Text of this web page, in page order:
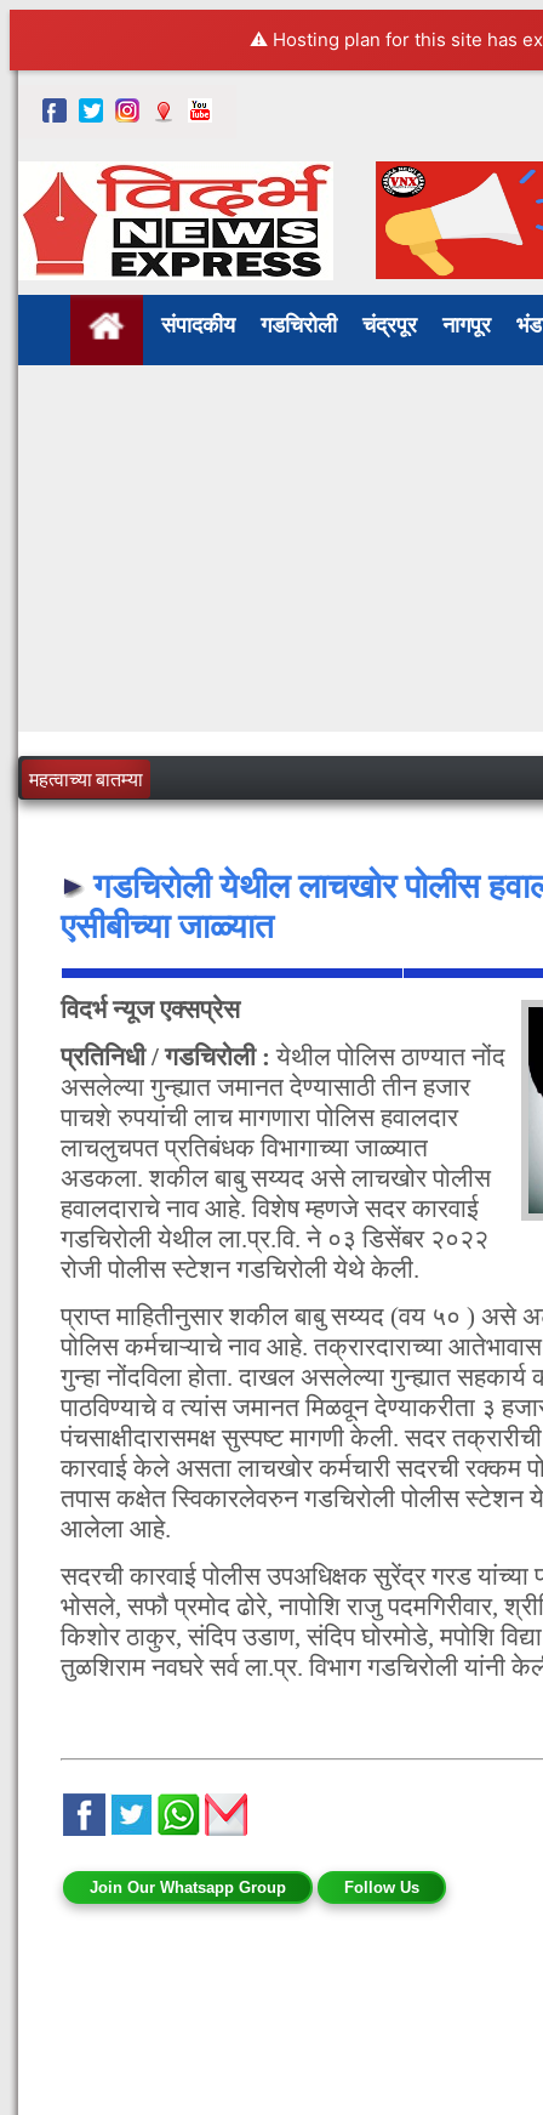
⚠️ Hosting plan for this site has
संपादकीय गडचिरोली चंद्रपूर नागपूर
महत्वाच्या बातम्या
गडचिरोली येथील लाचखोर पोलीस
एसीबीच्या जाळ्यात
विदर्भ न्यूज एक्सप्रेस
प्रतिनिधी / गडचिरोली : येथील पोलिस ठाण्यात नोंद
असलेल्या गुन्ह्यात जमानत देण्यासाठी तीन हजार
पाचशे रुपयांची लाच मागणारा पोलिस हवालदार
लाचलुचपत प्रतिबंधक विभागाच्या जाळ्यात
अडकला. शकील बाबु सय्यद असे लाचखोर पोलीस
हवालदाराचे नाव आहे. विशेष म्हणजे सदर कारवाई
गडचिरोली येथील ला.प्र.वि. ने ०३ डिसेंबर २०२२
रोजी पोलीस स्टेशन गडचिरोली येथे केली.
प्राप्त माहितीनुसार शकील बाबु सय्यद (वय ५० )
पोलिस कर्मचाऱ्याचे नाव आहे. तक्रारदाराच्या
गुन्हा नोंदविला होता. दाखल असलेल्या गुन्ह्यात
पाठविण्याचे व त्यांस जमानत मिळवून देण्याकरीता ३
पंचसाक्षीदारासमक्ष सुस्पष्ट मागणी केली. सदर
कारवाई केले असता लाचखोर कर्मचारी सदरची रक्कम
तपास कक्षेत स्विकारलेवरुन गडचिरोली पोलीस स्टेशन
आलेला आहे.
सदरची कारवाई पोलीस उपअधिक्षक सुरेंद्र गरड यांच्या
भोसले, सफौ प्रमोद ढोरे, नापोशि राजु पदमगिरीवार,
किशोर ठाकुर, संदिप उडाण, संदिप घोरमोडे, मपोशि
तुळशिराम नवघरे सर्व ला.प्र. विभाग गडचिरोली यांनी
Join Our Whatsapp Group Follow Us